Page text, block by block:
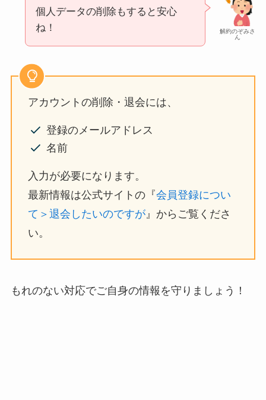
解約のぞみさ
ん
個人データの削除もすると安心
ね！
アカウントの削除・退会には、
登録のメールアドレス
名前
入力が必要になります。
最新情報は公式サイトの『会員登録につい
て＞退会したいのですが』からご覧くださ
い。
もれのない対応でご自身の情報を守りましょう！